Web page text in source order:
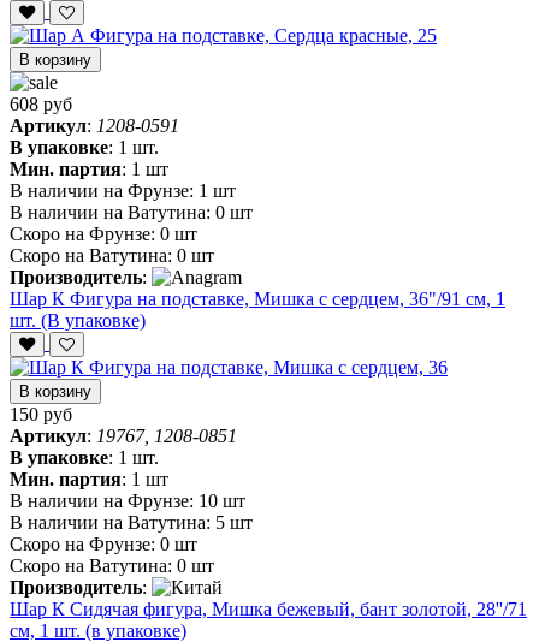
В корзину
608 руб
Артикул: 1208-0591
В упаковке: 1 шт.
Мин. партия: 1 шт
В наличии на Фрунзе: 1 шт
В наличии на Ватутина: 0 шт
Скоро на Фрунзе: 0 шт
Скоро на Ватутина: 0 шт
Производитель:
Шар К Фигура на подставке, Мишка с сердцем, 36"/91 см, 1
шт. (В упаковке)
В корзину
150 руб
Артикул: 19767, 1208-0851
В упаковке: 1 шт.
Мин. партия: 1 шт
В наличии на Фрунзе: 10 шт
В наличии на Ватутина: 5 шт
Скоро на Фрунзе: 0 шт
Скоро на Ватутина: 0 шт
Производитель:
Шар К Сидячая фигура, Мишка бежевый, бант золотой, 28''/71
см, 1 шт. (в упаковке)